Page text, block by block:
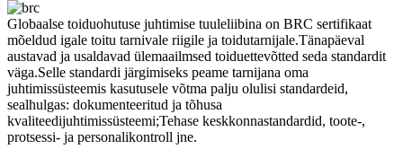
Globaalse toiduohutuse juhtimise tuuleliibina on BRC sertifikaat
mõeldud igale toitu tarnivale riigile ja toidutarnijale.Tänapäeval
austavad ja usaldavad ülemaailmsed toiduettevõtted seda standardit
väga.Selle standardi järgimiseks peame tarnijana oma
juhtimissüsteemis kasutusele võtma palju olulisi standardeid,
sealhulgas: dokumenteeritud ja tõhusa
kvaliteedijuhtimissüsteemi;Tehase keskkonnastandardid, toote-,
protsessi- ja personalikontroll jne.